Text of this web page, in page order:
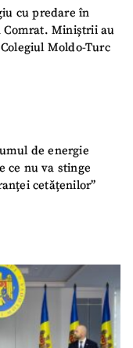
cu predare în
Comrat. Miniștrii au
Moldo-Turc
de energie
ce nu va stinge
cetățenilor”